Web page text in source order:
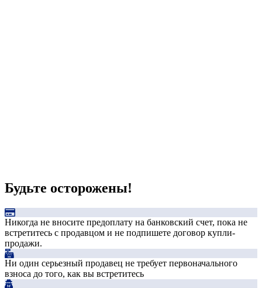
Будьте осторожены!
Никогда не вносите предоплату на банковский счет, пока не
встретитесь с продавцом и не подпишете договор купли-
продажи.
Ни один серьезный продавец не требует первоначального
взноса до того, как вы встретитесь